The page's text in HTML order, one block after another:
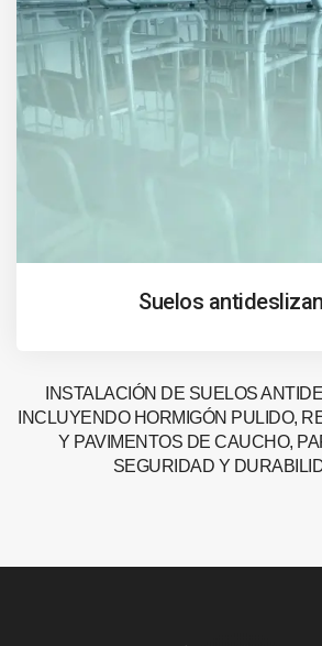
Suelos
INSTALACIÓN DE SUELOS
INCLUYENDO HORMIGÓN PULIDO,
Y PAVIMENTOS DE CAUCHO,
SEGURIDAD Y